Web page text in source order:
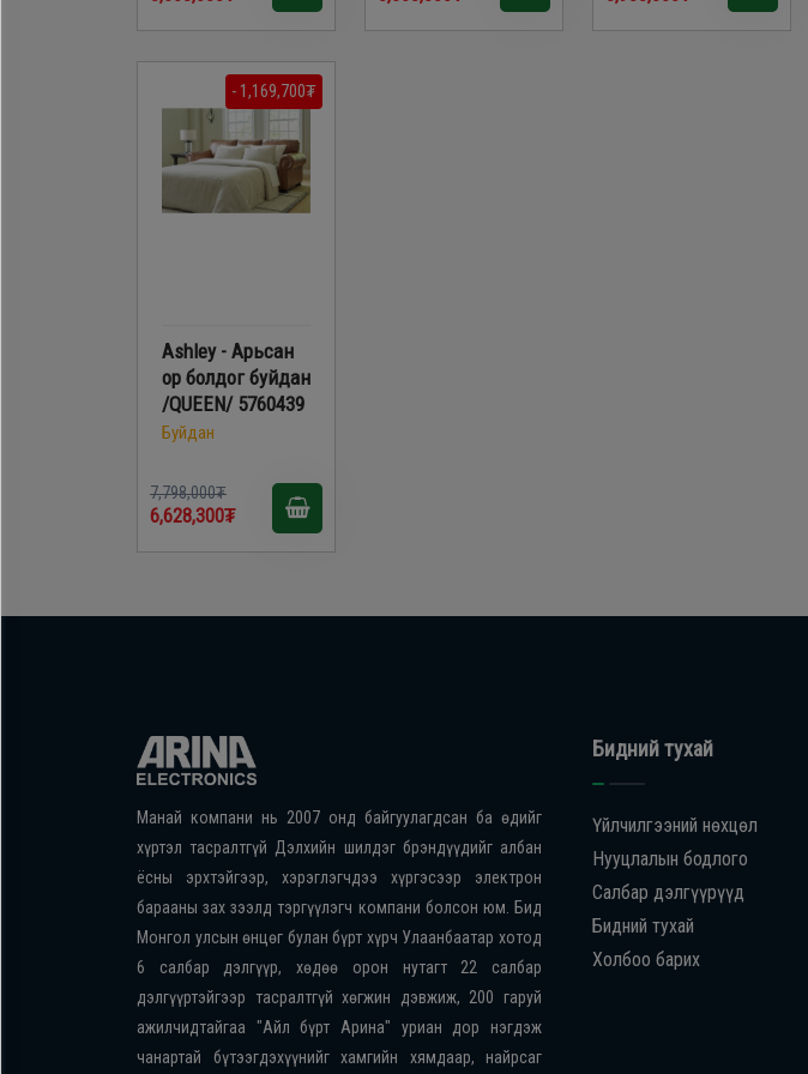
- 1,169,700₮
Ashley - Aрьсан
ор болдог буйдан
/QUEEN/ 5760439
Буйдан
7,798,000₮
6,628,300₮
Манай компани нь 2007 онд байгуулагдсан ба өдийг
хүртэл тасралтгүй Дэлхийн шилдэг брэндүүдийг албан
ёсны эрхтэйгээр, хэрэглэгчдээ хүргэсээр электрон
барааны зах зээлд тэргүүлэгч компани болсон юм. Бид
Монгол улсын өнцөг булан бүрт хүрч Улаанбаатар хотод
6 салбар дэлгүүр, хөдөө орон нутагт 22 салбар
дэлгүүртэйгээр тасралтгүй хөгжин дэвжиж, 200 гаруй
ажилчидтайгаа "Айл бүрт Арина" уриан дор нэгдэж
чанартай бүтээгдэхүүнийг хамгийн хямдаар, найрсаг
Бидний тухай
Үйлчилгээний нөхцөл
Нууцлалын бодлого
Салбар дэлгүүрүүд
Бидний тухай
Холбоо барих